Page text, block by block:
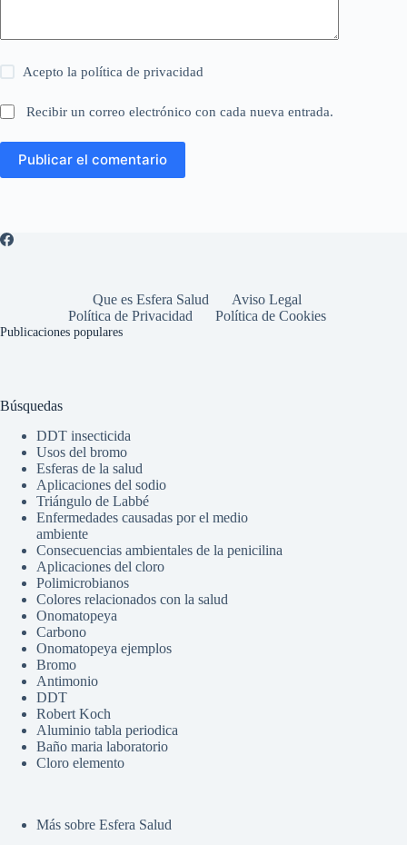
Acepto lapolítica de privacidad
Recibir un correo electrónico con cada nueva entrada.
Publicar el comentario
Que es Esfera Salud
Aviso Legal
Política de Privacidad
Política de Cookies
Publicaciones populares
Búsquedas
DDT insecticida
Usos del bromo
Esferas de la salud
Aplicaciones del sodio
Triángulo de Labbé
Enfermedades causadas por el medio
ambiente
Consecuencias ambientales de la penicilina
Aplicaciones del cloro
Polimicrobianos
Colores relacionados con la salud
Onomatopeya
Carbono
Onomatopeya ejemplos
Bromo
Antimonio
DDT
Robert Koch
Aluminio tabla periodica
Baño maria laboratorio
Cloro elemento
Más sobre Esfera Salud